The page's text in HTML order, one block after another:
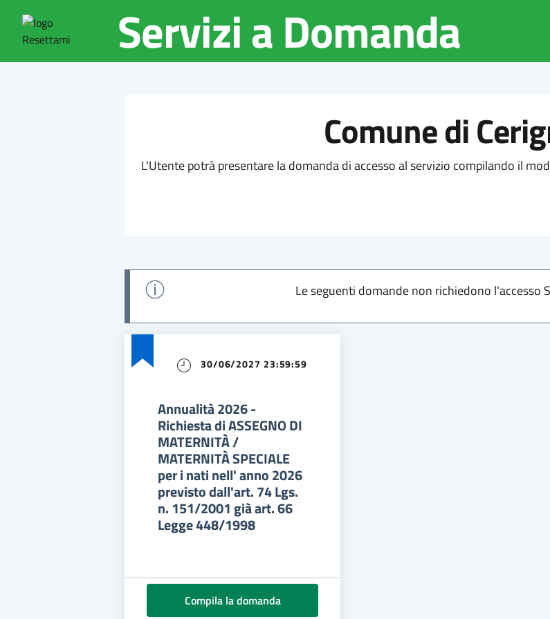
Servizi a Domanda
Comune di
L'Utente potrà presentare la domanda di accesso al servizio compilando il
Le seguenti domande non richiedono l'accesso
30/06/2027 23:59:59
Annualità 2026 -
Richiesta di ASSEGNO DI
MATERNITÀ /
MATERNITÀ SPECIALE
per i nati nell' anno 2026
previsto dall'art. 74 Lgs.
n. 151/2001 già art. 66
Legge 448/1998